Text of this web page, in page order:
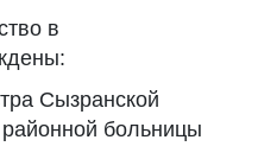
в
Сызранской
больницы